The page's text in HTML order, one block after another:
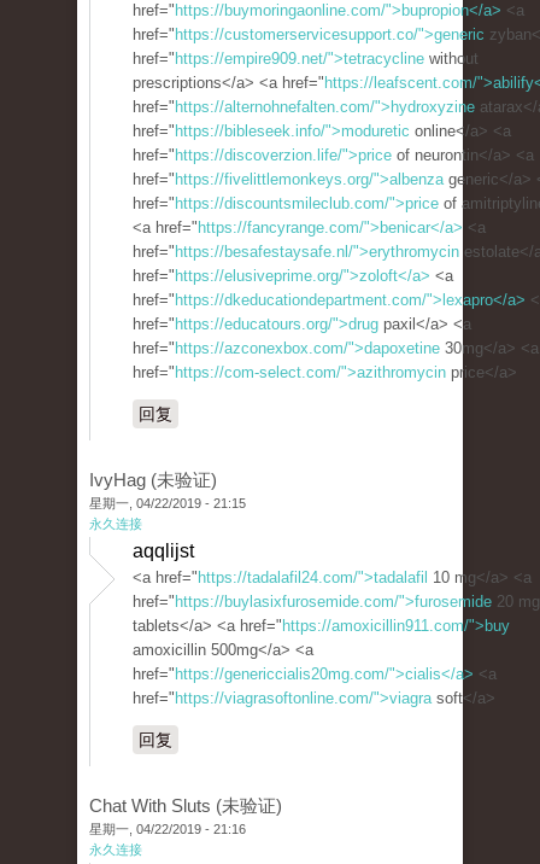
href=" https://buymoringaonline.com/">bupropion</a> <a
href=" https://customerservicesupport.co/">generic
href=" https://empire909.net/">tetracycline without
prescriptions</a> <a href=" https://leafscent.com/
href=" https://alternohnefalten.com/">hydroxyzine
href=" https://bibleseek.info/">moduretic online</a> <a
href=" https://discoverzion.life/">price of neurontin</a> <a
href=" https://fivelittlemonkeys.org/">albenzageneric</a>
href=" https://discountsmileclub.com/">price of
<a href=" https://fancyrange.com/">benicar</a> <a
href=" https://besafestaysafe.nl/">erythromycin estolate</
href=" https://elusiveprime.org/">zoloft</a> <a
href=" https://dkeducationdepartment.com/">lexapro</a>
href=" https://educatours.org/">drug paxil</a> <a
href=" https://azconexbox.com/">dapoxetine 30mg</a> <a
href=" https://com-select.com/">azithromycin price</a>
回复
IvyHag (未验证)
星期一, 04/22/2019 - 21:15
永久连接
aqqlijst
<a href=" https://tadalafil24.com/">tadalafil 10 mg</a> <a
href=" https://buylasixfurosemide.com/">furosemide 20 mg
tablets</a> <a href=" https://amoxicillin911.com/">buy
amoxicillin 500mg</a> <a
href=" https://genericcialis20mg.com/">cialis</a> <a
href=" https://viagrasoftonline.com/">viagrasoft</a>
回复
Chat With Sluts (未验证)
星期一, 04/22/2019 - 21:16
永久连接